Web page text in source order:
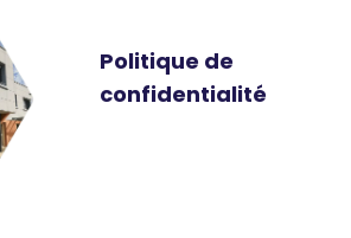
Politique de
confidentialité